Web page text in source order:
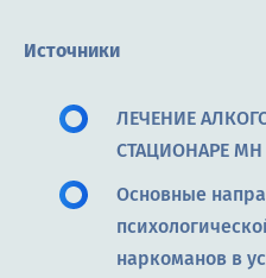
Источники
ЛЕЧЕНИЕ
СТАЦИОНАРЕ МН
Основные
наркоманов в